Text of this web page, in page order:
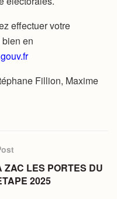
effectuer votre
en
Fillion, Maxime
LES PORTES DU
2025